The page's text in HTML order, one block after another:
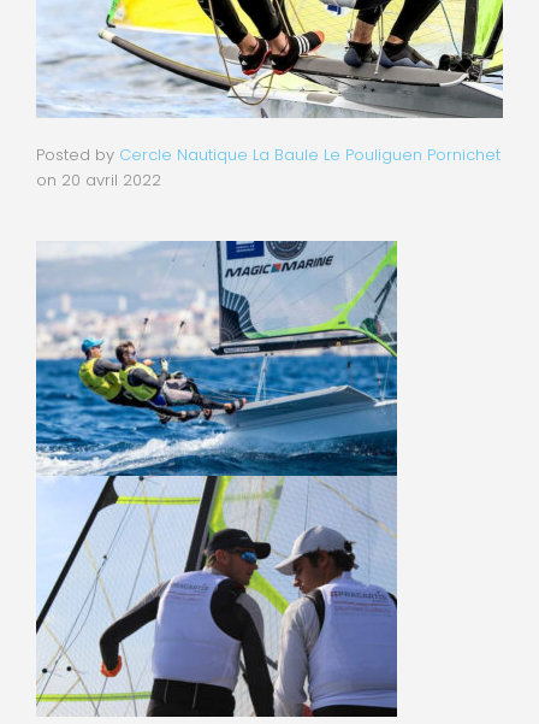
Posted by Cercle Nautique La Baule Le Pouliguen Pornichet
on 20 avril 2022